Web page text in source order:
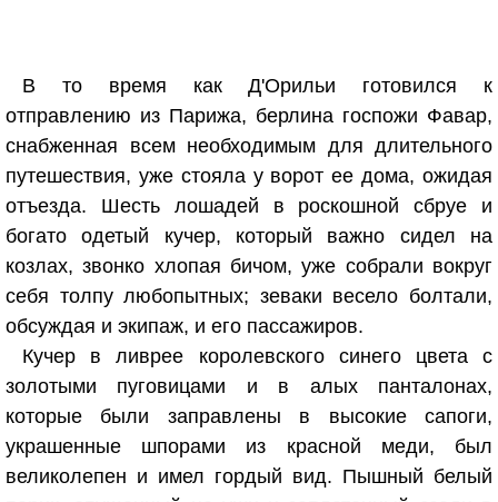
В то время как Д'Орильи готовился к
отправлению из Парижа, берлина госпожи Фавар,
снабженная всем необходимым для длительного
путешествия, уже стояла у ворот ее дома, ожидая
отъезда. Шесть лошадей в роскошной сбруе и
богато одетый кучер, который важно сидел на
козлах, звонко хлопая бичом, уже собрали вокруг
себя толпу любопытных; зеваки весело болтали,
обсуждая и экипаж, и его пассажиров.
Кучер в ливрее королевского синего цвета с
золотыми пуговицами и в алых панталонах,
которые были заправлены в высокие сапоги,
украшенные шпорами из красной меди, был
великолепен и имел гордый вид. Пышный белый